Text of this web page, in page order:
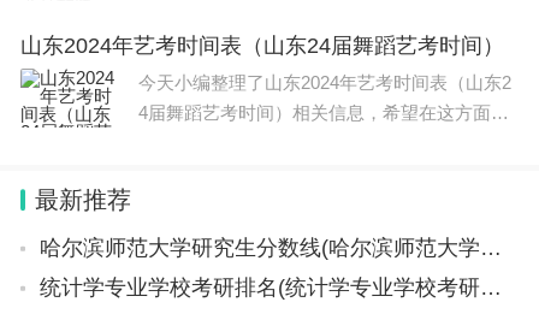
经济职业技术学院经广东省人民政府批准、教育
部备案的民办全日制普
山东2024年艺考时间表（山东24届舞蹈艺考时间）
今天小编整理了山东2024年艺考时间表（山东2
4届舞蹈艺考时间）相关信息，希望在这方面能
最新推荐
哈尔滨师范大学研究生分数线(哈尔滨师范大学研究生分数线2023)
统计学专业学校考研排名(统计学专业学校考研排名榜)